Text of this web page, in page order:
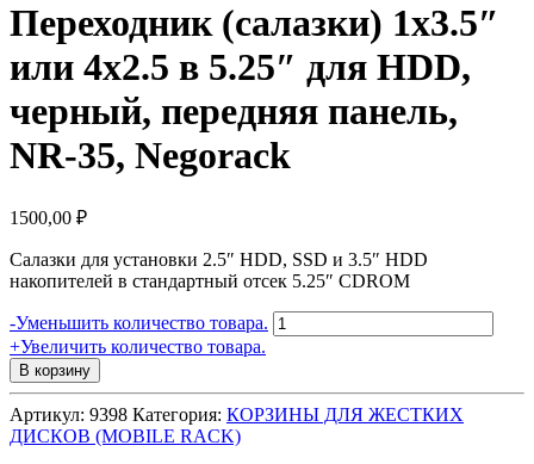
Переходник (салазки) 1х3.5″
или 4х2.5 в 5.25″ для HDD,
черный, передняя панель,
NR-35, Negorack
1500,00 ₽
Салазки для установки 2.5″ HDD, SSD и 3.5″ HDD
накопителей в стандартный отсек 5.25″ CDROM
-Уменьшить количество товара. Количество
товара
1х3.5"
или
+Увеличить количество товара.
В корзину
Артикул: 9398 Категория: КОРЗИНЫ ДЛЯ ЖЕСТКИХ
ДИСКОВ (MOBILE RACK)